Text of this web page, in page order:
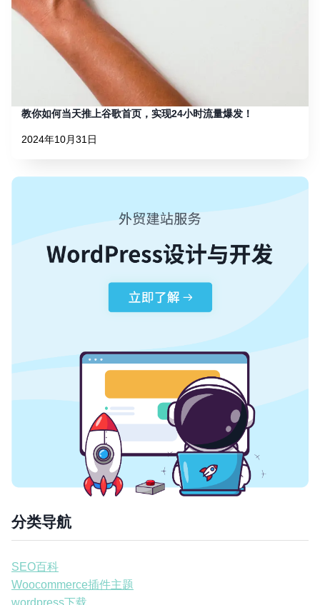
教你如何当天推上谷歌首页，实现24小时流量爆发！
2024年10月31日
分类导航
SEO百科
Woocommerce插件主题
wordpress下载